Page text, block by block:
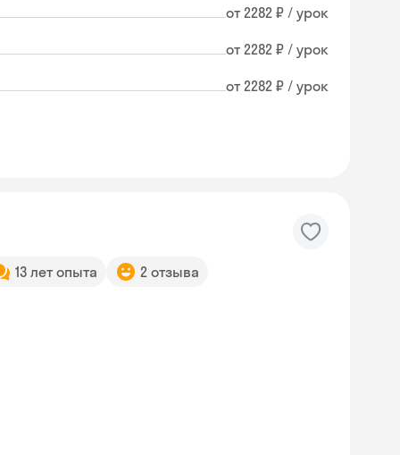
от 2282 ₽ / урок
от 2282 ₽ / урок
от 2282 ₽ / урок
13 лет опыта 2 отзыва